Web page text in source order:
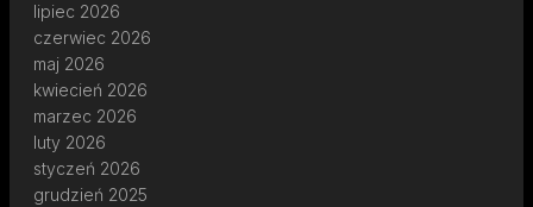
lipiec 2026
czerwiec 2026
maj 2026
kwiecień 2026
marzec 2026
luty 2026
styczeń 2026
grudzień 2025